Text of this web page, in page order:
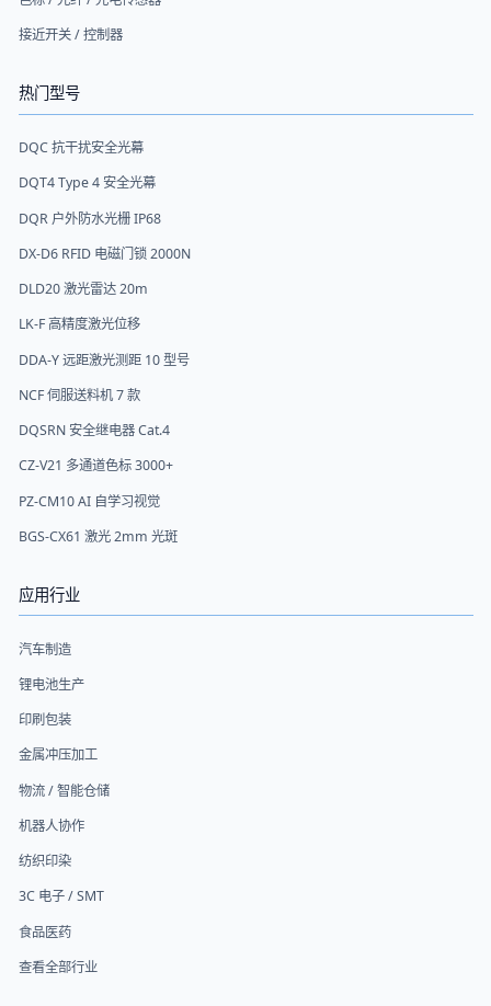
接近开关 / 控制器
热门型号
DQC 抗干扰安全光幕
DQT4 Type 4 安全光幕
DQR 户外防水光栅 IP68
DX-D6 RFID 电磁门锁 2000N
DLD20 激光雷达 20m
LK-F 高精度激光位移
DDA-Y 远距激光测距 10 型号
NCF 伺服送料机 7 款
DQSRN 安全继电器 Cat.4
CZ-V21 多通道色标 3000+
PZ-CM10 AI 自学习视觉
BGS-CX61 激光 2mm 光斑
应用行业
汽车制造
锂电池生产
印刷包装
金属冲压加工
物流 / 智能仓储
机器人协作
纺织印染
3C 电子 / SMT
食品医药
查看全部行业